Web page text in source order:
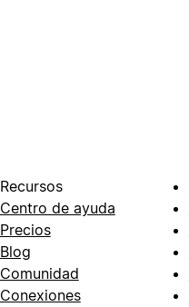
Recursos
Centro de ayuda
Precios
Blog
Comunidad
Conexiones